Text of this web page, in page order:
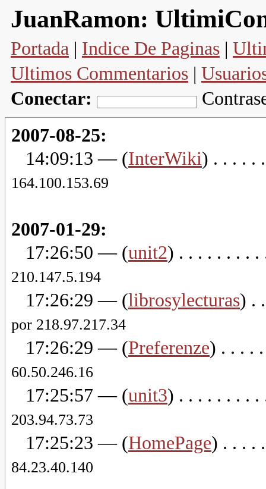
JuanRamon:
Portada | Indice De Paginas |
Ultimos Commentarios |
Conectar:
2007-08-25:
14:09:13 — (InterWiki) . . . . .
164.100.153.69
2007-01-29:
17:26:50 — (unit2) . . . . . . . .
210.147.5.194
17:26:29 — (librosylecturas) .
por 218.97.217.34
17:26:29 — (Preferenze) . . . .
60.50.246.16
17:25:57 — (unit3) . . . . . . . .
203.94.73.73
17:25:23 — (HomePage) . . . .
84.23.40.140